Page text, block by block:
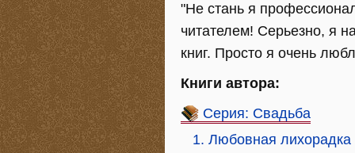
"Не стань я
читателем! Серьезно, я
книг. Просто я очень
Книги автора:
Серия: Свадьба
1. Любовная лихорадка